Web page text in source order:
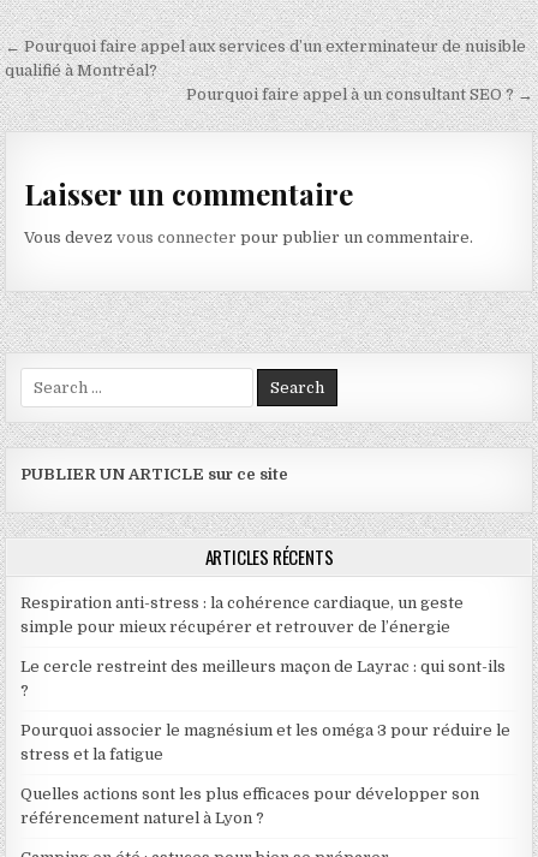
Navigation de l’article
← Pourquoi faire appel aux services d’un exterminateur de nuisible
qualifié à Montréal?
Pourquoi faire appel à un consultant SEO ? →
Laisser un commentaire
Vous devezvous connecter pour publier un commentaire.
Search for:
PUBLIER UN ARTICLE sur ce site
ARTICLES RÉCENTS
Respiration anti-stress : la cohérence cardiaque, un geste
simple pour mieux récupérer et retrouver de l’énergie
Le cercle restreint des meilleurs maçon de Layrac : qui sont-ils
?
Pourquoi associer le magnésium et les oméga 3 pour réduire le
stress et la fatigue
Quelles actions sont les plus efficaces pour développer son
référencement naturel à Lyon ?